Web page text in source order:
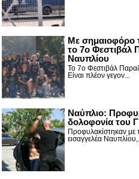
Με σημαιοφόρο
το 7ο
Ναυπλίου
Το 7ο Φεστιβάλ
Είναι πλέον γεγον...
Ναύπλιο:
δολοφονία του
Προφυλακίστηκαν με
εισαγγελέα Ναυπλίου,...